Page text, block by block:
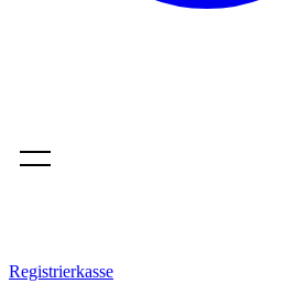
Registrierkasse